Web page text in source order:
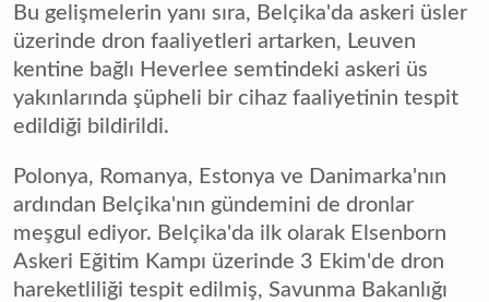
Bu gelişmelerin yanı sıra, Belçika'da askeri üsler
üzerinde dron faaliyetleri artarken, Leuven
kentine bağlı Heverlee semtindeki askeri üs
yakınlarında şüpheli bir cihaz faaliyetinin tespit
edildiği bildirildi.
Polonya, Romanya, Estonya ve Danimarka'nın
ardından Belçika'nın gündemini de dronlar
meşgul ediyor. Belçika'da ilk olarak Elsenborn
Askeri Eğitim Kampı üzerinde 3 Ekim'de dron
hareketliliği tespit edilmiş, Savunma Bakanlığı